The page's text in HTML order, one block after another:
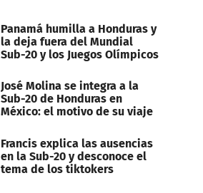
Panamá humilla a Honduras y
la deja fuera del Mundial
Sub-20 y los Juegos Olímpicos
José Molina se integra a la
Sub-20 de Honduras en
México: el motivo de su viaje
Francis explica las ausencias
en la Sub-20 y desconoce el
tema de los tiktokers